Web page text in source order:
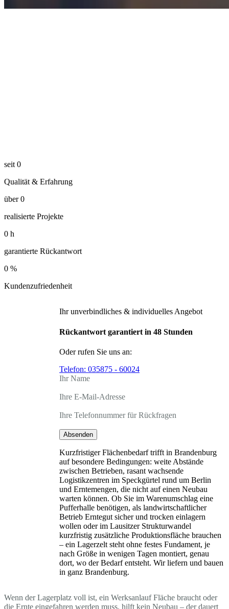
seit 0
Qualität & Erfahrung
über 0
realisierte Projekte
0 h
garantierte Rückantwort
0 %
Kundenzufriedenheit
Ihr unverbindliches & individuelles Angebot
Rückantwort garantiert in 48 Stunden
Oder rufen Sie uns an:
Telefon: 035875 - 60024
Ihr Name
Ihre E-Mail-Adresse
Ihre Telefonnummer für Rückfragen
Absenden
Kurzfristiger Flächenbedarf trifft in Brandenburg
auf besondere Bedingungen: weite Abstände
zwischen Betrieben, rasant wachsende
Logistikzentren im Speckgürtel rund um Berlin
und Erntemengen, die nicht auf einen Neubau
warten können. Ob Sie im Warenumschlag eine
Pufferhalle benötigen, als landwirtschaftlicher
Betrieb Erntegut sicher und trocken einlagern
wollen oder im Lausitzer Strukturwandel
kurzfristig zusätzliche Produktionsfläche brauchen
– ein Lagerzelt steht ohne festes Fundament, je
nach Größe in wenigen Tagen montiert, genau
dort, wo der Bedarf entsteht. Wir liefern und bauen
in ganz Brandenburg.
Wenn der Lagerplatz voll ist, ein Werksanlauf Fläche braucht oder
die Ernte eingefahren werden muss, hilft kein Neubau – der dauert